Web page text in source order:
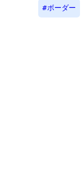
ボーダー